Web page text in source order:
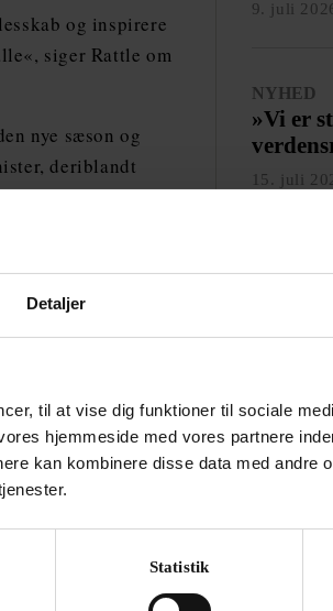
Detaljer
til at vise dig funktioner til sociale
hjemmeside med vores partnere
kan kombinere disse data med andre
Statistik
og inspirere
siger Rattle om
nye sæson og
deriblandt
er bestilt af
sit nye orkester i
både have sin
boende med sin
live af BBC.
karakter«
9. juli
NYHED
»Vi er
15. juli